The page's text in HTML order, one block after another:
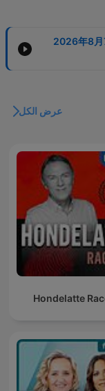
2026年8月
عرض الكل
Hondelatte